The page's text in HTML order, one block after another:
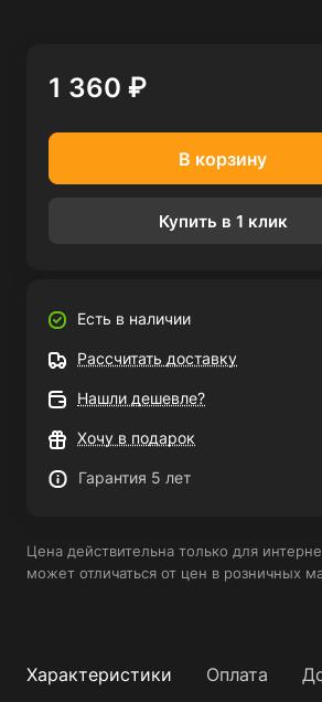
1 360 ₽
В корзину
Купить в 1 клик
Есть в наличии
Рассчитать доставку
Нашли дешевле?
Хочу в подарок
Гарантия 5 лет
Цена действительна только для
может отличаться от цен в розничных
Характеристики Оплата